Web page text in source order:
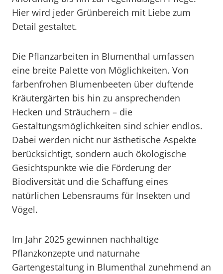
Hier wird jeder Grünbereich mit Liebe zum
Detail gestaltet.
Die Pflanzarbeiten in Blumenthal umfassen
eine breite Palette von Möglichkeiten. Von
farbenfrohen Blumenbeeten über duftende
Kräutergärten bis hin zu ansprechenden
Hecken und Sträuchern – die
Gestaltungsmöglichkeiten sind schier endlos.
Dabei werden nicht nur ästhetische Aspekte
berücksichtigt, sondern auch ökologische
Gesichtspunkte wie die Förderung der
Biodiversität und die Schaffung eines
natürlichen Lebensraums für Insekten und
Vögel.
Im Jahr 2025 gewinnen nachhaltige
Pflanzkonzepte und naturnahe
Gartengestaltung in Blumenthal zunehmend an